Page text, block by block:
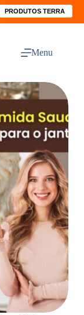
PRODUTOS TERRA
Menu